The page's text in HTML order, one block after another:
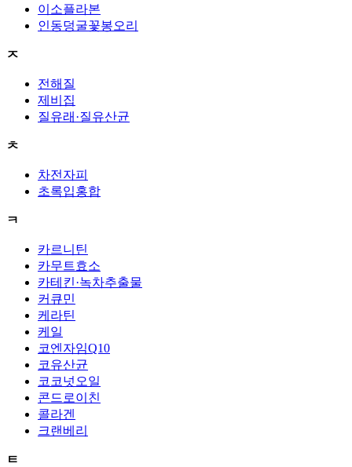
이소플라본
인동덩굴꽃봉오리
ㅈ
전해질
제비집
질유래·질유산균
ㅊ
차전자피
초록입홍합
ㅋ
카르니틴
카무트효소
카테킨·녹차추출물
커큐민
케라틴
케일
코엔자임Q10
코유산균
코코넛오일
콘드로이친
콜라겐
크랜베리
ㅌ